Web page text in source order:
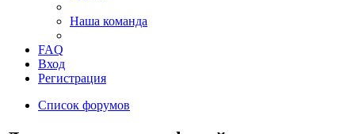
Наша команда
FAQ
Вход
Регистрация
Список форумов